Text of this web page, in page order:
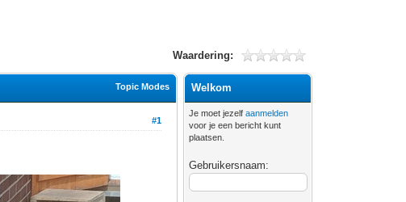
Waardering:
Topic Modes
#1
Welkom
Je moet jezelfaanmelden
voor je een bericht kunt
plaatsen.
Gebruikersnaam: